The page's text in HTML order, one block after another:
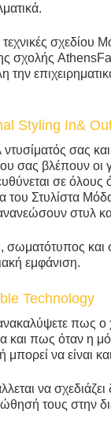
σχεδίου
σχολής
την
Styling In&
σας
σας βλέπουν
σε όλους
του Στυλίστα
στυλ
σωματότυπος
εμφάνιση.
Technology
πως
και πως όταν η
μπορεί να είναι
να σχεδιάζει
τους στην